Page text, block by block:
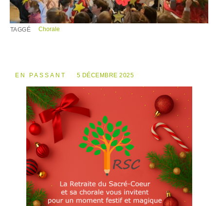
TAGGÉ Chorale
EN PASSANT 5 DÉCEMBRE 2025